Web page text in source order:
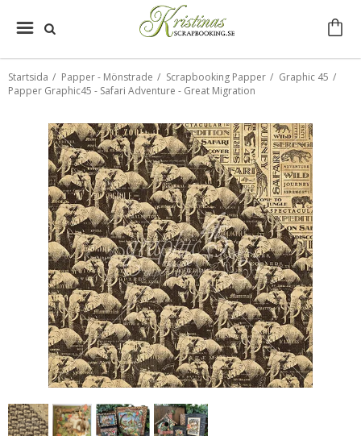
Startsida / Papper - Mönstrade / Scrapbooking Papper / Graphic 45 /
Papper Graphic45 - Safari Adventure - Great Migration